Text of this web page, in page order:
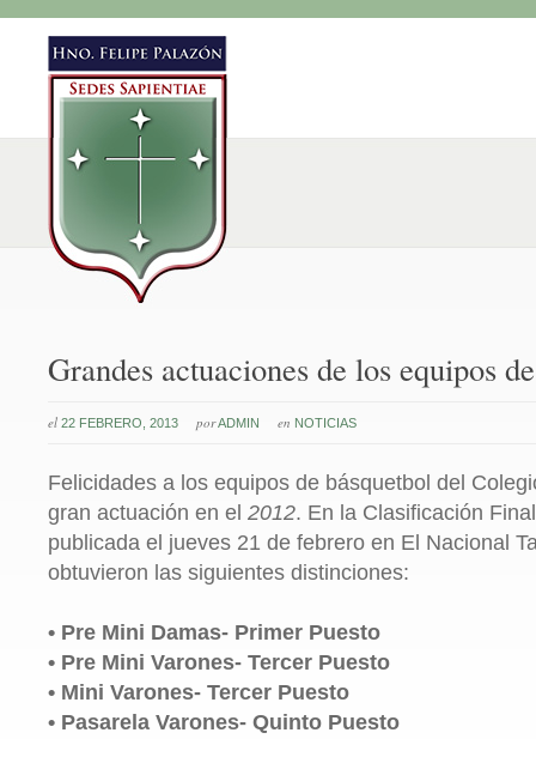
Grandes actuaciones de los equipos
el 22 FEBRERO, 2013 porADMIN en NOTICIAS
Felicidades a los equipos de básquetbol del
gran actuación en el 2012. En la Clasificación
publicada el jueves 21 de febrero en El Nacional
obtuvieron las siguientes distinciones:
• Pre Mini Damas- Primer Puesto
• Pre Mini Varones- Tercer Puesto
• Mini Varones- Tercer Puesto
• Pasarela Varones- Quinto Puesto